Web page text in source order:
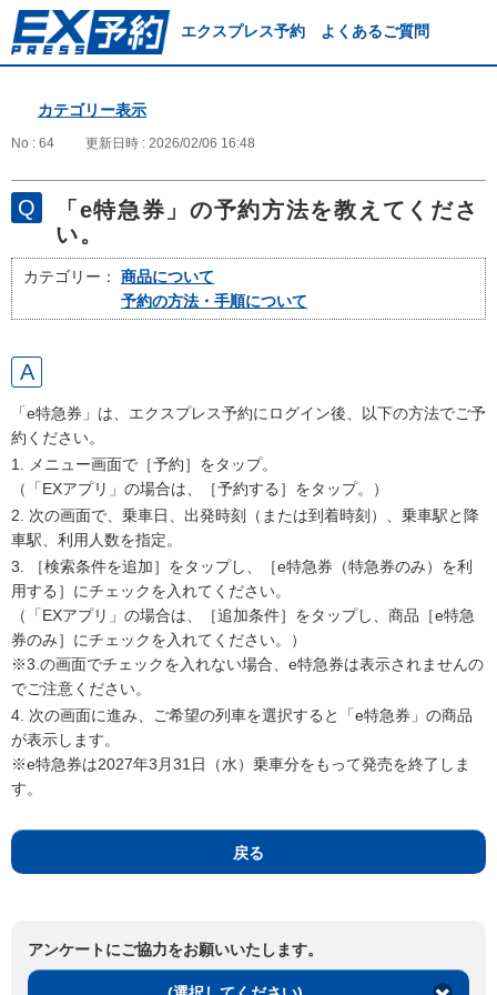
エクスプレス予約 よくあるご質問
カテゴリー表示
No : 64 更新日時 : 2026/02/06 16:48
「e特急券」の予約方法を教えてくださ
い。
カテゴリー：
商品について
予約の方法・手順について
「e特急券」は、エクスプレス予約にログイン後、以下の方法でご予
約ください。
1. メニュー画面で［予約］をタップ。
（「EXアプリ」の場合は、［予約する］をタップ。）
2. 次の画面で、乗車日、出発時刻（または到着時刻）、乗車駅と降
車駅、利用人数を指定。
3. ［検索条件を追加］をタップし、［e特急券（特急券のみ）を利
用する］にチェックを入れてください。
（「EXアプリ」の場合は、［追加条件］をタップし、商品［e特急
券のみ］にチェックを入れてください。）
※3.の画面でチェックを入れない場合、e特急券は表示されませんの
でご注意ください。
4. 次の画面に進み、ご希望の列車を選択すると「e特急券」の商品
が表示します。
※e特急券は2027年3月31日（水）乗車分をもって発売を終了しま
す。
戻る
アンケートにご協力をお願いいたします。